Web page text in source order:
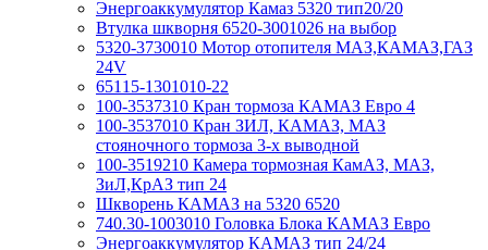
Энергоаккумулятор Камаз 5320 тип20/20
Втулка шкворня 6520-3001026 на выбор
5320-3730010 Мотор отопителя МАЗ,КАМАЗ,ГАЗ
24V
65115-1301010-22
100-3537310 Кран тормоза КАМАЗ Евро 4
100-3537010 Кран ЗИЛ, КАМАЗ, МАЗ
стояночного тормоза 3-х выводной
100-3519210 Камера тормозная КамАЗ, МАЗ,
ЗиЛ,КрАЗ тип 24
Шкворень КАМАЗ на 5320 6520
740.30-1003010 Головка Блока КАМАЗ Евро
Энергоаккумулятор КАМАЗ тип 24/24